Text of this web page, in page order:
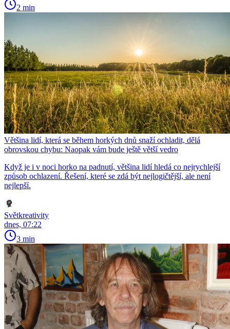
2 min
Většina lidí, která se během horkých dnů snaží ochladit, dělá
obrovskou chybu: Naopak vám bude ještě větší vedro
Když je i v noci horko na padnutí, většina lidí hledá co nejrychlejší
způsob ochlazení. Řešení, které se zdá být nejlogičtější, ale není
nejlepší.
Světkreativity
dnes, 07:22
3 min